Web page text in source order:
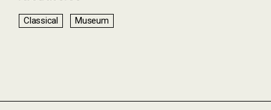
Classical Museum